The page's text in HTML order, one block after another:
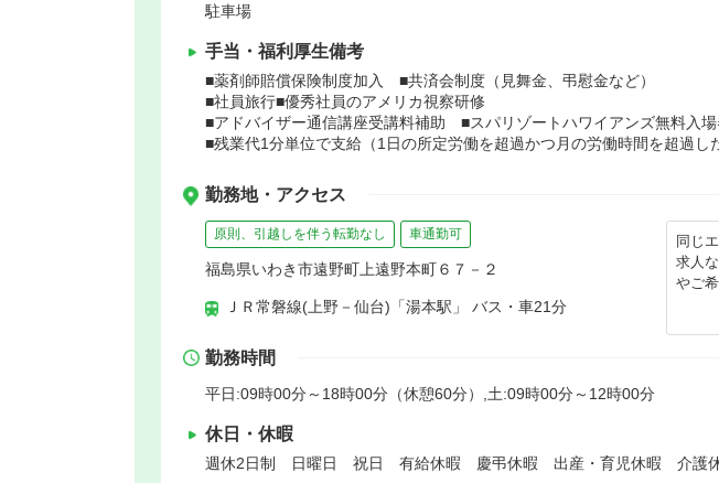
駐車場
手当・福利厚生備考
■薬剤師賠償保険制度加入 ■共済会制度（見舞金、弔慰金など）
■社員旅行■優秀社員のアメリカ視察研修
■アドバイザー通信講座受講料補助 ■スパリゾートハワイアンズ無料入場
■残業代1分単位で支給（1日の所定労働を超過かつ月の労働時間を超過し
勤務地・アクセス
原則、引越しを伴う転勤なし 車通勤可
福島県いわき市遠野町上遠野本町６７－２
ＪＲ常磐線(上野－仙台)「湯本駅」 バス・車21分
同じ
求人
やご
勤務時間
平日:09時00分～18時00分（休憩60分）,土:09時00分～12時00分
休日・休暇
週休2日制 日曜日 祝日 有給休暇 慶弔休暇 出産・育児休暇 介護